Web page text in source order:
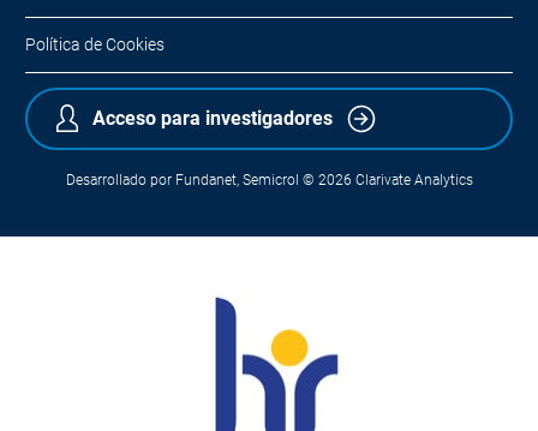
Política de Cookies
Acceso para investigadores
Desarrollado por Fundanet, Semicrol © 2026 Clarivate Analytics